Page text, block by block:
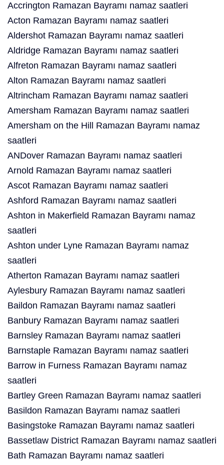
Accrington Ramazan Bayramı namaz saatleri
Acton Ramazan Bayramı namaz saatleri
Aldershot Ramazan Bayramı namaz saatleri
Aldridge Ramazan Bayramı namaz saatleri
Alfreton Ramazan Bayramı namaz saatleri
Alton Ramazan Bayramı namaz saatleri
Altrincham Ramazan Bayramı namaz saatleri
Amersham Ramazan Bayramı namaz saatleri
Amersham on the Hill Ramazan Bayramı namaz
saatleri
ANDover Ramazan Bayramı namaz saatleri
Arnold Ramazan Bayramı namaz saatleri
Ascot Ramazan Bayramı namaz saatleri
Ashford Ramazan Bayramı namaz saatleri
Ashton in Makerfield Ramazan Bayramı namaz
saatleri
Ashton under Lyne Ramazan Bayramı namaz
saatleri
Atherton Ramazan Bayramı namaz saatleri
Aylesbury Ramazan Bayramı namaz saatleri
Baildon Ramazan Bayramı namaz saatleri
Banbury Ramazan Bayramı namaz saatleri
Barnsley Ramazan Bayramı namaz saatleri
Barnstaple Ramazan Bayramı namaz saatleri
Barrow in Furness Ramazan Bayramı namaz
saatleri
Bartley Green Ramazan Bayramı namaz saatleri
Basildon Ramazan Bayramı namaz saatleri
Basingstoke Ramazan Bayramı namaz saatleri
Bassetlaw District Ramazan Bayramı namaz saatleri
Bath Ramazan Bayramı namaz saatleri